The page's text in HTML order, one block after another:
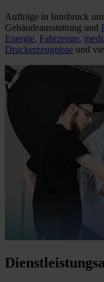
Aufträge in Innsbruck
Gebäudeausstattung und
Energie, Fahrzeuge,
Druckerzeugnisse und